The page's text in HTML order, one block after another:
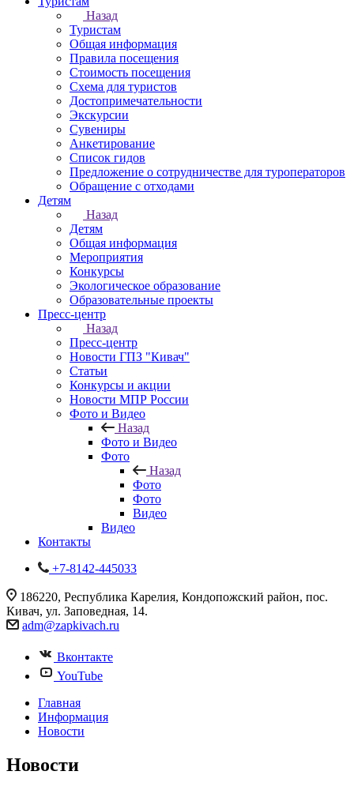
Назад
Туристам
Общая информация
Правила посещения
Стоимость посещения
Схема для туристов
Достопримечательности
Экскурсии
Сувениры
Анкетирование
Список гидов
Предложение о сотрудничестве для туроператоров
Обращение с отходами
Детям
Назад
Детям
Общая информация
Мероприятия
Конкурсы
Экологическое образование
Образовательные проекты
Пресс-центр
Назад
Пресс-центр
Новости ГПЗ "Кивач"
Статьи
Конкурсы и акции
Новости МПР России
Фото и Видео
Назад
Фото и Видео
Фото
Назад
Фото
Фото
Видео
Видео
Контакты
+7-8142-445033
186220, Республика Карелия, Кондопожский район, пос.
Кивач, ул. Заповедная, 14.
adm@zapkivach.ru
Вконтакте
YouTube
Главная
Информация
Новости
Новости